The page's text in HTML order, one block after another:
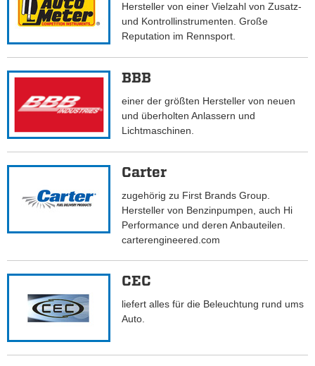
Hersteller von einer Vielzahl von Zusatz-
und Kontrollinstrumenten. Große
Reputation im Rennsport.
BBB
einer der größten Hersteller von neuen
und überholten Anlassern und
Lichtmaschinen.
Carter
zugehörig zu First Brands Group.
Hersteller von Benzinpumpen, auch Hi
Performance und deren Anbauteilen.
carterengineered.com
CEC
liefert alles für die Beleuchtung rund ums
Auto.